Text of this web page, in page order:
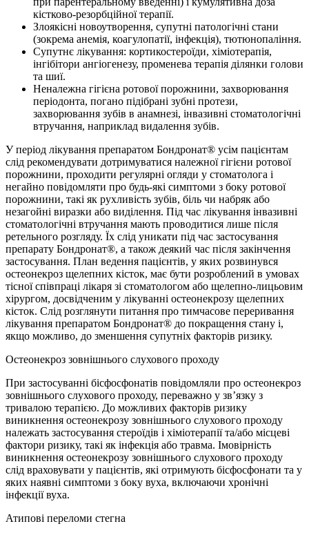
кістково-резорбційної терапії.
Злоякісні новоутворення, супутні патологічні стани
(зокрема анемія, коагулопатії, інфекція), тютюнопаління.
Супутнє лікування: кортикостероїди, хіміотерапія,
інгібітори ангіогенезу, променева терапія ділянки голови
та шиї.
Неналежна гігієна ротової порожнини, захворювання
періодонта, погано підібрані зубні протези,
захворювання зубів в анамнезі, інвазивні стоматологічні
втручання, наприклад видалення зубів.
У період лікування препаратом Бондронат® усім пацієнтам
слід рекомендувати дотримуватися належної гігієни ротової
порожнини, проходити регулярні огляди у стоматолога і
негайно повідомляти про будь-які симптоми з боку ротової
порожнини, такі як рухливість зубів, біль чи набряк або
незагойні виразки або виділення. Під час лікування інвазивні
стоматологічні втручання мають проводитися лише після
ретельного розгляду. Їх слід уникати під час застосування
препарату Бондронат®, а також деякий час після закінчення
застосування. План ведення пацієнтів, у яких розвинувся
остеонекроз щелепних кісток, має бути розроблений в умовах
тісної співпраці лікаря зі стоматологом або щелепно-лицьовим
хірургом, досвідченим у лікуванні остеонекрозу щелепних
кісток. Слід розглянути питання про тимчасове переривання
лікування препаратом Бондронат® до покращення стану і,
якщо можливо, до зменшення супутніх факторів ризику.
Остеонекроз зовнішнього слухового проходу
При застосуванні бісфосфонатів повідомляли про остеонекроз
зовнішнього слухового проходу, переважно у зв’язку з
тривалою терапією. До можливих факторів ризику
виникнення остеонекрозу зовнішнього слухового проходу
належать застосування стероїдів і хіміотерапії та/або місцеві
фактори ризику, такі як інфекція або травма. Імовірність
виникнення остеонекрозу зовнішнього слухового проходу
слід враховувати у пацієнтів, які отримують бісфосфонати та у
яких наявні симптоми з боку вуха, включаючи хронічні
інфекції вуха.
Атипові переломи стегна